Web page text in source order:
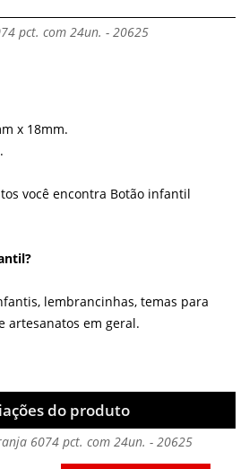
pct. com 24un. - 20625
x 18mm.
você encontra Botão infantil
lembrancinhas, temas para
artesanatos em geral.
do produto
6074 pct. com 24un. - 20625